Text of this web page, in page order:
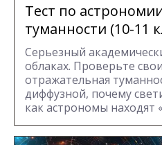
Тест по
туманности (10-11
Серьезный
облаках. Проверьте
отражательная
диффузной, почему
как астрономы находят